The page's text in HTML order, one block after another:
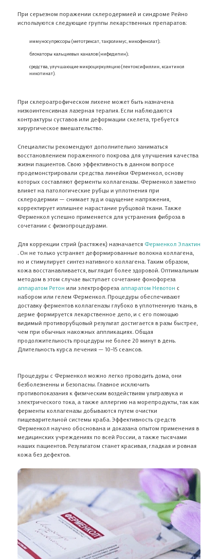
При серьезном поражении склеродермией и синдроме Рейно
используются следующие группы лекарственных препаратов:
иммуносупрессоры (метотрексат, такролимус, микофенолат);
блокаторы кальциевых каналов (нифедипин);
средства, улучшающие микроциркуляцию (пентоксифиллин, ксантинол
никотинат).
При склероатрофическом лихене может быть назначена
низкоинтенсивная лазерная терапия. Если наблюдаются
контрактуры суставов или деформации скелета, требуется
хирургическое вмешательство.
Специалисты рекомендуют дополнительно заниматься
восстановлением пораженного покрова для улучшения качества
жизни пациентов. Свою эффективность в данном вопросе
продемонстрировали средства линейки Ферменкол, основу
которых составляют ферменты коллагеназы. Ферменкол заметно
влияет на патологические рубцы и уплотнения при
склеродермии — снимает зуд и ощущение напряжения,
корректирует излишнее нарастание рубцовой ткани.Также
Ферменкол успешно применяется для устранения фиброза в
сочетании с физиопроцедурами.
Для коррекции стрий (растяжек) назначается Ферменкол Элактин
. Он не только устраняет деформированные волокна коллагена,
но и стимулирует синтез нативного коллагена. Таким образом,
кожа восстанавливается, выглядит более здоровой. Оптимальным
методом в этом случае выступает сочетание фонофореза
аппаратом Ретон или электрофореза аппаратом Невотон с
набором или гелем Ферменкол. Процедуры обеспечивают
доставку ферментов коллагеназы глубоко в уплотненную ткань , в
дерме формируется лекарственное депо, и с его помощью
видимый противорубцовый результат достигается в разы быстрее,
чем при обычных накожных аппликациях. Общая
продолжительность процедуры не более 20 минут в день.
Длительность курса лечения — 10–15 сеансов.
Процедуры с Ферменкол можно легко проводить дома, они
безболезненны и безопасны. Главное исключить
противопоказания к физическим воздействиям ультразвука и
электрического тока, а также аллергию на морепродукты, так как
ферменты коллагеназы добываются путем очистки
пищеварительной системы краба.Эффективность средств
Ферменкол научно обоснована и доказана опытом применения в
медицинских учреждениях по всей России, а также тысячами
наших пациентов. Результатом станет красивая, гладкая и ровная
кожа без дефектов.
Авторизация
Введите номер мобильного телефона, чтобы войти либо
зарегистрироваться на сайте
ПОЛУЧИТЬ КОД
Данный раздел предназначен для
специалистов
У вас есть медицинское образование?
Адрес доставки
Проверьте данные
Проверьте данные
В корзине ничего нет
Откройте Каталог, чтобы выбрать нужный товар,
или авторизуйтесь на сайте,если вы уже ранее добавляли товар в
Корзину
В КАТАЛОГ
Популярные товары
Отправили промокод на скидку 5%
на вашу почту
Вы действительно хотите закрыть
ветку обсуждения?
Пользователи больше не смогут оставлять комментарии
Вы действительно хотите удалить
сообщение?
Отменить данное действие будет невозможно
Ваше сообщение успешно
отправлено
Ваше сообщение успешно
отправлено. Оно появится на сайте
после модерации
Ваш комментарий отправлен
Изменения сохранены
Укажите свои контакты
Мы перезвоним и подробно ответим на все ваши
вопросы
Промокод скопирован
Укажите свой e-mail
Мы будем уведомлять о выходе новых продуктов
Форма успешно отправлена
Мы перезвоним и подробно ответим на все ваши
вопросы
Ваша заявка принята
Мы добавим ваш email в список рассылок.
Заказ отменен